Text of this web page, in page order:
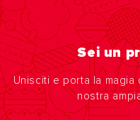
Sei un
Unisciti e porta la
nostra